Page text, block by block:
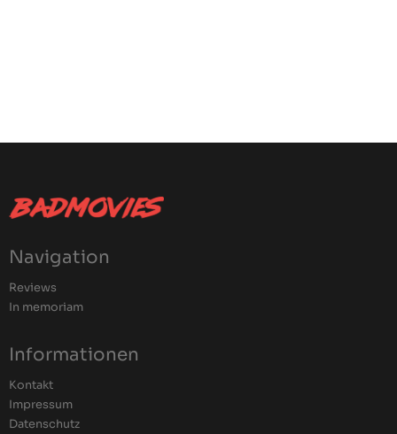
Navigation
Reviews
In memoriam
Informationen
Kontakt
Impressum
Datenschutz